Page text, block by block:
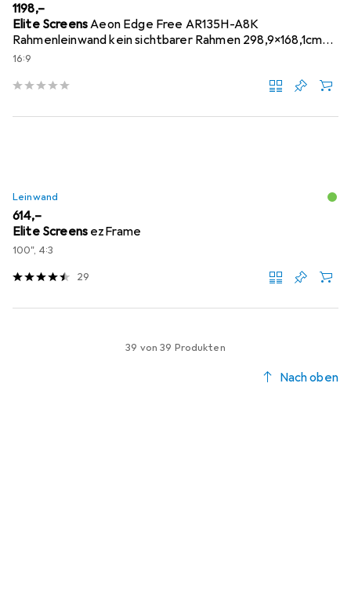
EUR
1198,–
Elite ScreensAeon Edge Free AR135H-A8K
Rahmenleinwand kein sichtbarer Rahmen 298,9x168,1cm
16:9
16:9
Leinwand
EUR
614,–
Elite Screens ezFrame
100", 4:3
29
39 von 39 Produkten
Nach oben